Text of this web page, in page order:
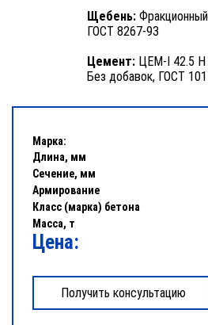
Щебень:
ГОСТ 8267-93
Цемент: ЦЕМ-I 42.5 Н
Без добавок, ГОСТ
Марка:
Длина, мм
Сечение, мм
Армирование
Класс (марка) бетона
Масса, т
Цена: